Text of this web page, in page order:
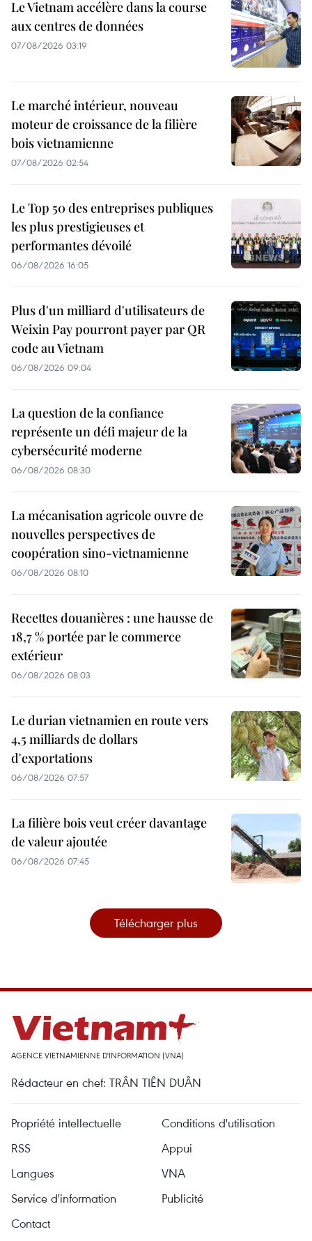
Le Vietnam accélère dans la course
aux centres de données
07/08/2026 03:19
Le marché intérieur, nouveau
moteur de croissance de la filière
bois vietnamienne
07/08/2026 02:54
Le Top 50 des entreprises publiques
les plus prestigieuses et
performantes dévoilé
06/08/2026 16:05
Plus d'un milliard d'utilisateurs de
Weixin Pay pourront payer par QR
code au Vietnam
06/08/2026 09:04
La question de la confiance
représente un défi majeur de la
cybersécurité moderne
06/08/2026 08:30
La mécanisation agricole ouvre de
nouvelles perspectives de
coopération sino-vietnamienne
06/08/2026 08:10
Recettes douanières : une hausse de
18,7 % portée par le commerce
extérieur
06/08/2026 08:03
Le durian vietnamien en route vers
4,5 milliards de dollars
d'exportations
06/08/2026 07:57
La filière bois veut créer davantage
de valeur ajoutée
06/08/2026 07:45
Télécharger plus
AGENCE VIETNAMIENNE D'INFORMATION (VNA)
Rédacteur en chef: TRÂN TIÊN DUÂN
Propriété intellectuelle
Conditions d'utilisation
RSS
Appui
Langues
VNA
Service d'information
Publicité
Contact